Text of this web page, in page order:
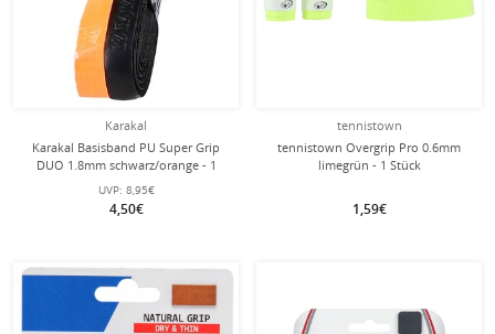
Karakal
Karakal Basisband PU Super Grip
DUO 1.8mm schwarz/orange - 1
Stück
UVP: 8,95€
4,50€
tennistown
tennistown Overgrip Pro 0.6mm
limegrün - 1 Stück
1,59€